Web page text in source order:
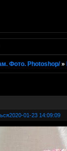
Фото. Photoshop/ »
2020-01-23 14:09:09